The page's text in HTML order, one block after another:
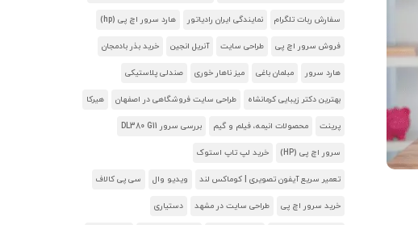
سفارش ربات تلگرام نمایندگی ایران رادیاتور هارد سرور اچ پی (hp)
فروش سرور اچ پی طراحی سایت آنریل انجین خرید بذر بادمجان
هارد سرور مبلمان باغی میز ناهار خوری صندلی پلاستیکی
بهترین دکتر زیبایی کرمانشاه طراحی سایت فروشگاهی در اصفهان هیرکا
پرینت محصولات انیمه، فیلم و گیم بررسی سرور DL380 G11
سرور اچ پی (HP) خرید لپ تاپ استوک
تعمیر سریع آیفون تصویری | کوماکس لند ویدیو وال سی پی کالاف
خرید سرور اچ پی طراحی سایت در مشهد دستیاری